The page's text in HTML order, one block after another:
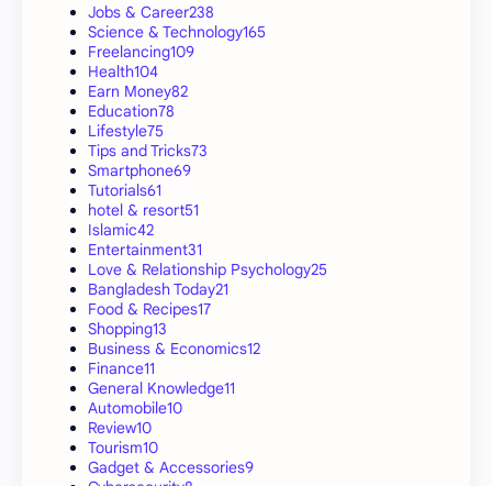
Jobs & Career238
Science & Technology165
Freelancing109
Health104
Earn Money82
Education78
Lifestyle75
Tips and Tricks73
Smartphone69
Tutorials61
hotel & resort51
Islamic42
Entertainment31
Love & Relationship Psychology25
Bangladesh Today21
Food & Recipes17
Shopping13
Business & Economics12
Finance11
General Knowledge11
Automobile10
Review10
Tourism10
Gadget & Accessories9